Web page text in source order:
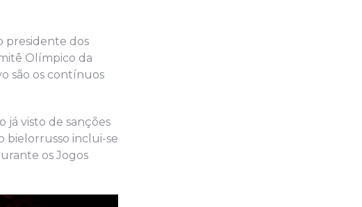
presidente dos
Olímpico da
são os contínuos
já visto de sanções
bielorrusso inclui-se
os Jogos